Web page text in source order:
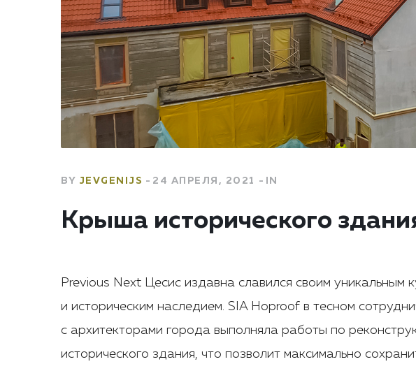
BY JEVGENIJS 24 АПРЕЛЯ, 2021 IN
Крыша исторического
Previous Next Цесис издавна славился своим уникальным
и историческим наследием. SIA Hoproof в тесном
с архитекторами города выполняла работы по
исторического здания, что позволит максимально